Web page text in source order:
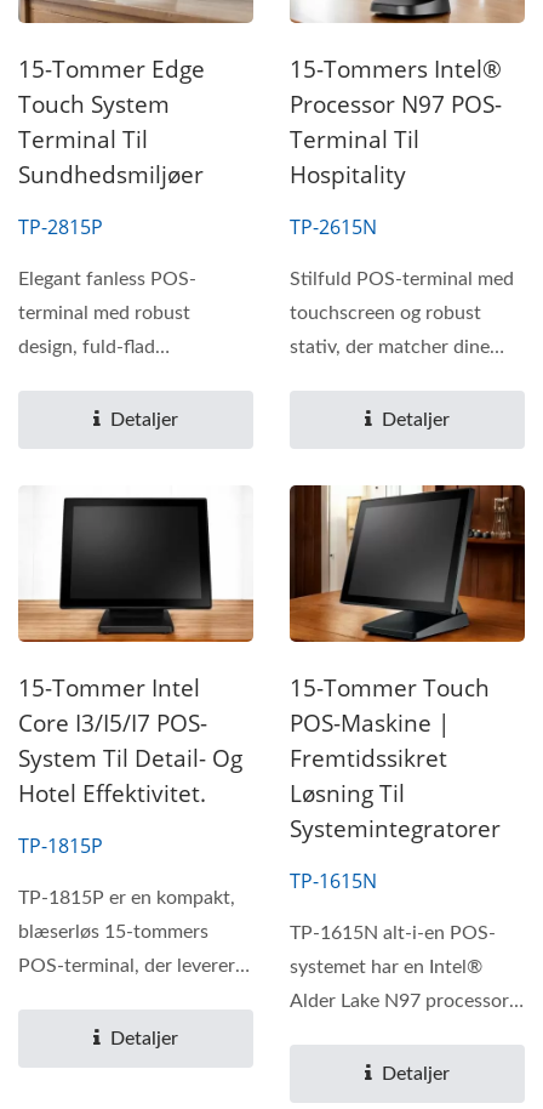
15-Tommer Edge
Touch System
Terminal Til
Sundhedsmiljøer
TP-2815P
Elegant fanless POS-
terminal med robust
design, fuld-flad
forretningsintegration.
Detaljer
15-Tommers Intel®
Processor N97 POS-
Terminal Til
Hospitality
TP-2615N
Stilfuld POS-terminal med
touchscreen og robust
stativ, der matcher dine
Detaljer
15-Tommer Intel
Core I3/i5/i7 POS-
System Til Detail- Og
Hotel Effektivitet.
TP-1815P
TP-1815P er en kompakt,
blæserløs 15-tommers
POS-terminal, der leverer
Detaljer
15-Tommer Touch
POS-Maskine |
Fremtidssikret
Løsning Til
Systemintegratorer
TP-1615N
TP-1615N alt-i-en POS-
systemet har en Intel®
Alder Lake N97 processor,
Detaljer